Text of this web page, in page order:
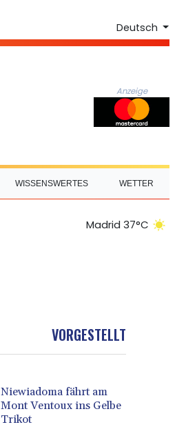
Deutsch
Anzeige
WISSENSWERTES WETTER
Madrid 37°C
VORGESTELLT
Niewiadoma fährt am
Mont Ventoux ins Gelbe
Trikot